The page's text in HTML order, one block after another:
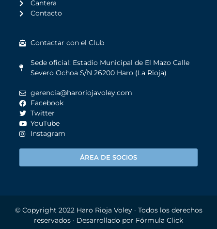
Cantera
Contacto
Contactar con el Club
Sede oficial: Estadio Municipal de El Mazo Calle
Severo Ochoa S/N 26200 Haro (La Rioja)
gerencia@haroriojavoley.com
Facebook
Twitter
YouTube
Instagram
ÁREA DE SOCIOS
© Copyright 2022 Haro Rioja Voley· Todos los derechos
reservados · Desarrollado por Fórmula Click